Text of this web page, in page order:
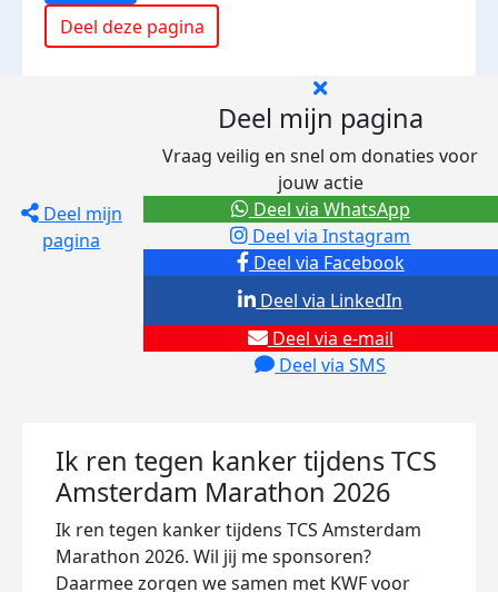
Deel deze pagina
Deel mijn
pagina
Deel mijn pagina
Vraag veilig en snel om donaties voor
jouw actie
Deel via Facebook
Deel via Instagram
Deel via e-mail
Deel via SMS
Deel via LinkedIn
Deel via WhatsApp
Ik ren tegen kanker tijdens TCS
Amsterdam Marathon 2026
Ik ren tegen kanker tijdens TCS Amsterdam
Marathon 2026. Wil jij me sponsoren?
Daarmee zorgen we samen met KWF voor